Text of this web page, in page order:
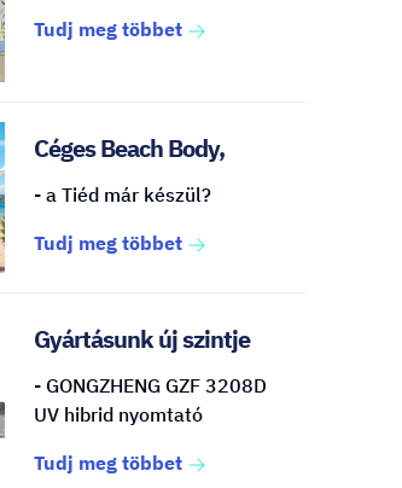
Tudj meg többet
Céges Beach Body,
- a Tiéd már készül?
Tudj meg többet
Gyártásunk új szintje
- GONGZHENG GZF 3208D
UV hibrid nyomtató
Tudj meg többet